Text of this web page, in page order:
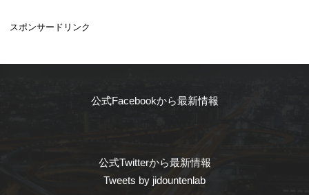
スポンサードリンク
公式Facebookから最新情報
公式Twitterから最新情報
Tweets by jidountenlab